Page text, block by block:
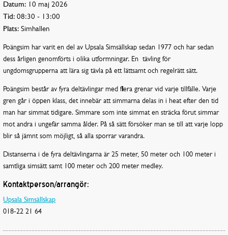
Datum: 10 maj 2026
Tid: 08:30 - 13:00
Plats: Simhallen
Poängsim har varit en del av Upsala Simsällskap sedan 1977 och har sedan
dess årligen genomförts i olika utformningar. En tävling för
ungdomsgrupperna att lära sig tävla på ett lättsamt och regelrätt sätt.
Poängsim består av fyra deltävlingar med flera grenar vid varje tillfälle. Varje
gren går i öppen klass, det innebär att simmarna delas in i heat efter den tid
man har simmat tidigare. Simmare som inte simmat en sträcka förut simmar
mot andra i ungefär samma ålder. På så sätt försöker man se till att varje lopp
blir så jämnt som möjligt, så alla sporrar varandra.
Distanserna i de fyra deltävlingarna är 25 meter, 50 meter och 100 meter i
samtliga simsätt samt 100 meter och 200 meter medley.
Kontaktperson/arrangör:
Upsala Simsällskap
018-22 21 64